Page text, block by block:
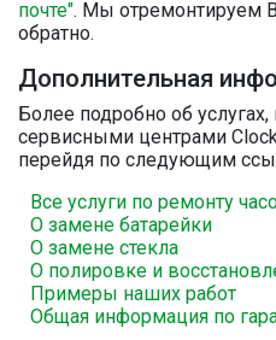
почте". Мы отремонтируем
обратно.
Дополнительная
Более подробно об
сервисными центрами
перейдя по следующим
Все услуги по ремонту
О замене батарейки
О замене стекла
О полировке и
Примеры наших работ
Общая информация по